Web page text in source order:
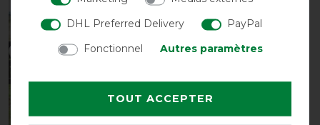
DHL Preferred Delivery
PayPal
Fonctionnel
Autres paramètres
TOUT ACCEPTER